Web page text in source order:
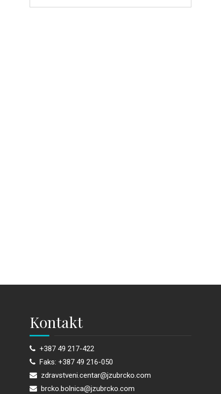
Kontakt
+387 49 217-422
Faks: +387 49 216-050
zdravstveni.centar@jzubrcko.com
brcko.bolnica@jzubrcko.com